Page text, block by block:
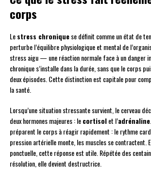
corps
Lestress chroniquese définit comme un état de
perturbe l’équilibre physiologique et mental de
stress aigu — une réaction normale face à un
chronique s’installe dans la durée, sans que le corps
deux épisodes. Cette distinction est capitale pour
la santé.
Lorsqu’une situation stressante survient, le cerveau
deux hormones majeures : lecortisolet l’adrénaline
préparent le corps à réagir rapidement : le rythme
pression artérielle monte, les muscles se contractent.
ponctuelle, cette réponse est utile. Répétée des
résolution, elle devient destructrice.